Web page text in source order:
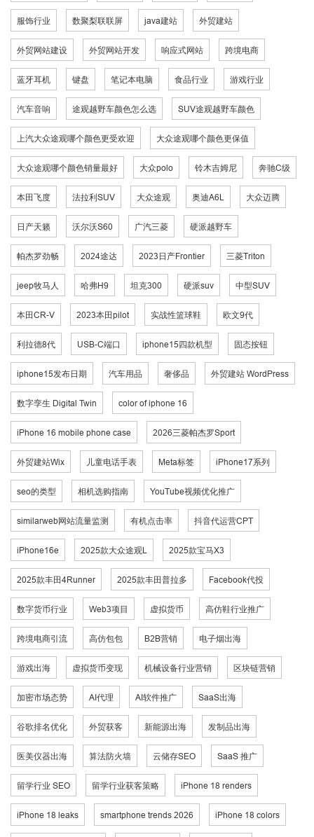
服饰行业 数聚梨联联屏 java建站 外贸建站
外贸网站建设 外贸网站开发 响应式网站 跨境电商
蓝牙耳机 键盘 笔记本电脑 食品行业 游戏行业
汽车音响 途观越野车颜色怎么选 SUV途观越野车颜色
上汽大众途观哪个颜色更受欢迎 大众途观哪个颜色更保值
大众途观哪个颜色销量最好 大众polo 铃木吉姆尼 奔驰C级
本田飞度 法拉利SUV 大众途观 奥迪A6L 大众迈腾
日产天籁 沃尔沃S60 广汽三菱 硬派越野车
帕杰罗劲畅 2024途达 2023日产Frontier 三菱Triton
jeep牧马人 哈弗H9 坦克300 硬派suv 中型SUV
本田CR-V 2023本田pilot 实战性篮球鞋 欧文9代
利拉德8代 USB-C端口 iphone15四款机型 固态按钮
iphone15发布日期 汽车用品 奢侈品 外贸建站 WordPress
数字孪生 Digital Twin color of iphone 16
iPhone 16 mobile phone case 2026三菱帕杰罗Sport
外贸建站Wix 儿童电话手表 Meta标签 iPhone17系列
seo的类型 相机选购指南 YouTube视频优化推广
similarweb网站流量监测 有机点击率 抖音代运营CPT
iPhone16e 2025款大众途观L 2025款宝马X3
2025款丰田4Runner 2025款丰田普拉多 Facebook代投
数字货币行业 Web3项目 虚拟货币 高仿鞋行业推广
跨境电商引流 高仿包包 B2B营销 电子烟出海
游戏出海 虚拟货币变现 机械设备行业营销 区块链营销
加密市场态势 AI代理 AI软件推广 SaaS出海
谷歌排名优化 外贸获客 新能源出海 发制品出海
医美仪器出海 算法防火墙 云储存SEO SaaS 推广
留学行业 SEO 留学行业获客策略 iPhone 18 renders
iPhone 18 leaks smartphone trends 2026 iPhone 18 colors